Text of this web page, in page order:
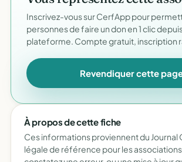
Inscrivez-vous sur CerfApp pour
personnes de faire un don en 1 clic
plateforme. Compte gratuit, inscription
Revendiquer cette
À propos de cette fiche
Ces informations proviennent du Journal
légale de référence pour les associations